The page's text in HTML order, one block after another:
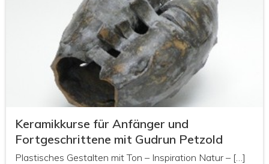
Keramikkurse für Anfänger und
Fortgeschrittene mit Gudrun Petzold
Plastisches Gestalten mit Ton – Inspiration Natur – […]